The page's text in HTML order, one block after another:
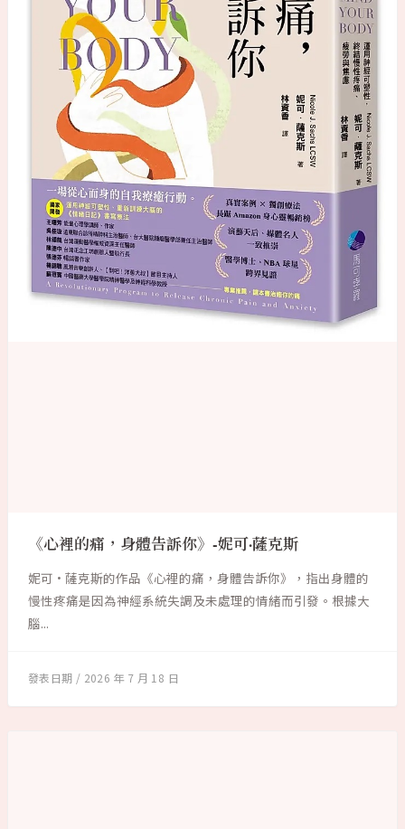
《心裡的痛，身體告訴你》-妮可·薩克斯
妮可·薩克斯的作品《心裡的痛，身體告訴你》，指出身體的
慢性疼痛是因為神經系統失調及未處理的情緒而引發。根據大
腦...
2026 年 7 月 18 日